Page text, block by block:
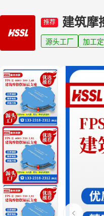
推荐 建筑摩
源头工厂 加工